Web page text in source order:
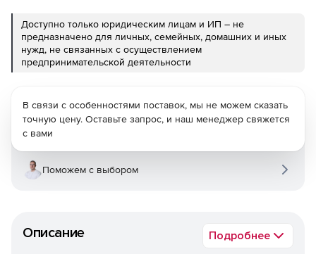
Доступно только юридическим лицам и ИП – не
предназначено для личных, семейных, домашних и иных
нужд, не связанных с осуществлением
предпринимательской деятельности
Описание Подробнее
В связи с особенностями поставок, мы не можем сказать
точную цену. Оставьте запрос, и наш менеджер свяжется
с вами
Поможем с выбором